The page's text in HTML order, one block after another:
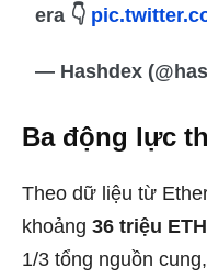
era 👇
— Hashdex
Ba động lực
Theo dữ liệu từ
khoảng 36 triệu
1/3 tổng nguồn